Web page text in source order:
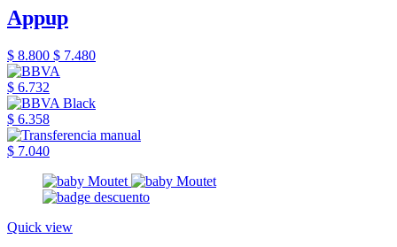
Appup
$ 8.800 $ 7.480
$ 6.732
$ 6.358
$ 7.040
Quick view